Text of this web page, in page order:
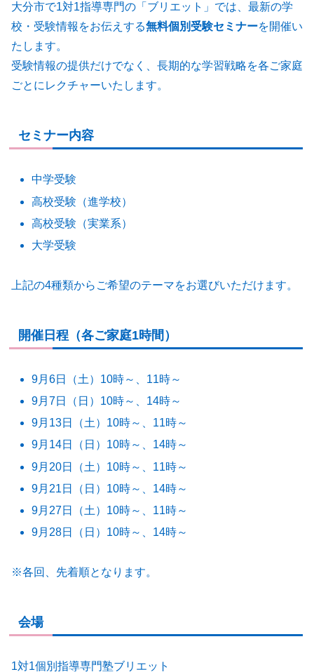
大分市で1対1指導専門の「ブリエット」では、最新の学
校・受験情報をお伝えする無料個別受験セミナーを開催い
たします。
受験情報の提供だけでなく、長期的な学習戦略を各ご家庭
ごとにレクチャーいたします。
セミナー内容
中学受験
高校受験（進学校）
高校受験（実業系）
大学受験
上記の4種類からご希望のテーマをお選びいただけます。
開催日程（各ご家庭1時間）
9月6日（土）10時～、11時～
9月7日（日）10時～、14時～
9月13日（土）10時～、11時～
9月14日（日）10時～、14時～
9月20日（土）10時～、11時～
9月21日（日）10時～、14時～
9月27日（土）10時～、11時～
9月28日（日）10時～、14時～
※各回、先着順となります。
会場
1対1個別指導専門塾ブリエット